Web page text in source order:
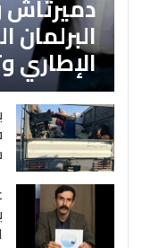
البرلمان
الإطاري